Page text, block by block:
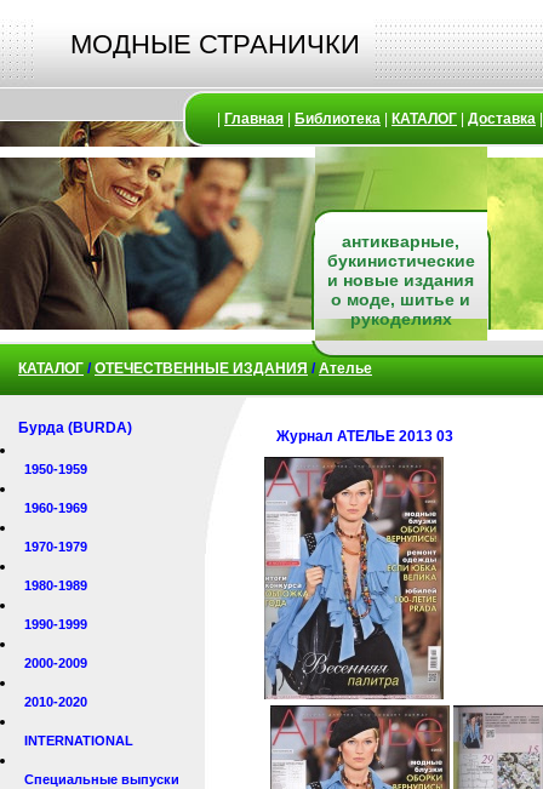
МОДНЫЕ СТРАНИЧКИ
Главная Библиотека КАТАЛОГ Доставка
антикварные,
букинистические
и новые издания
о моде, шитье и
рукоделиях
КАТАЛОГ /ОТЕЧЕСТВЕННЫЕ ИЗДАНИЯ /Ателье
Бурда (BURDA)
1950-1959
1960-1969
1970-1979
1980-1989
1990-1999
2000-2009
2010-2020
INTERNATIONAL
Специальные выпуски
Журнал АТЕЛЬЕ 2013 03